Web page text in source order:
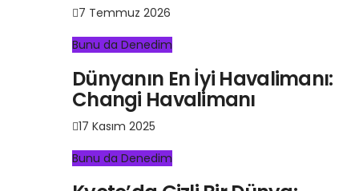
7 Temmuz 2026
Bunu da Denedim
Dünyanın En İyi Havalimanı:
Changi Havalimanı
17 Kasım 2025
Bunu da Denedim